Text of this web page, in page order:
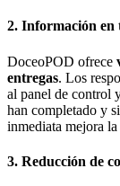
2. Información en
DoceoPOD ofrece
entregas. Los
al panel de control
han completado y
inmediata mejora
3. Reducción de